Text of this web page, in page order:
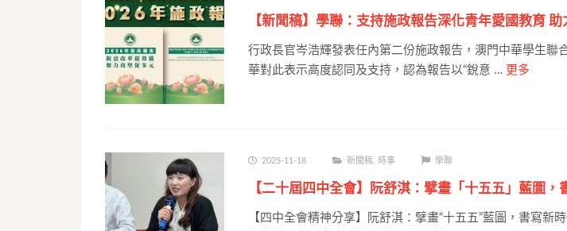
【新聞稿】學聯：支持施政報告深化青年愛國教育
行政長官岑浩輝發表任內第二份施政報告，澳門中華學生聯
華對此表示高度認同及支持，認為報告以“銳意 … 更多
2025-11-18 新聞稿 時事 學聯
【二十屆四中全會】阮舒淇：擘畫「十五五」藍圖，
【四中全會精神分享】阮舒淇：擘畫“十五五”藍圖，書寫新